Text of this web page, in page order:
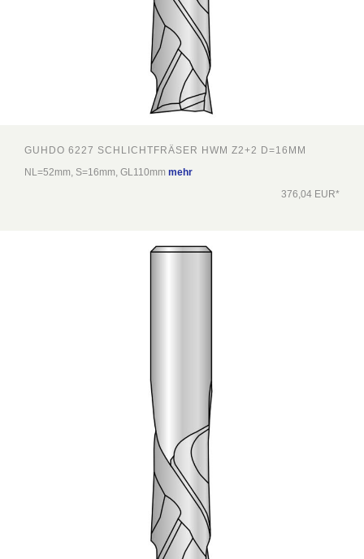
GUHDO 6227 SCHLICHTFRÄSER HWM Z2+2 D=16MM
NL=52mm, S=16mm, GL110mm mehr
376,04 EUR*